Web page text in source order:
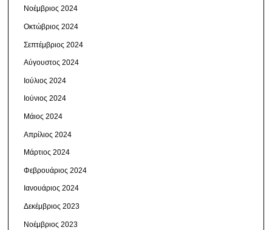
Νοέμβριος 2024
Οκτώβριος 2024
Σεπτέμβριος 2024
Αύγουστος 2024
Ιούλιος 2024
Ιούνιος 2024
Μάιος 2024
Απρίλιος 2024
Μάρτιος 2024
Φεβρουάριος 2024
Ιανουάριος 2024
Δεκέμβριος 2023
Νοέμβριος 2023